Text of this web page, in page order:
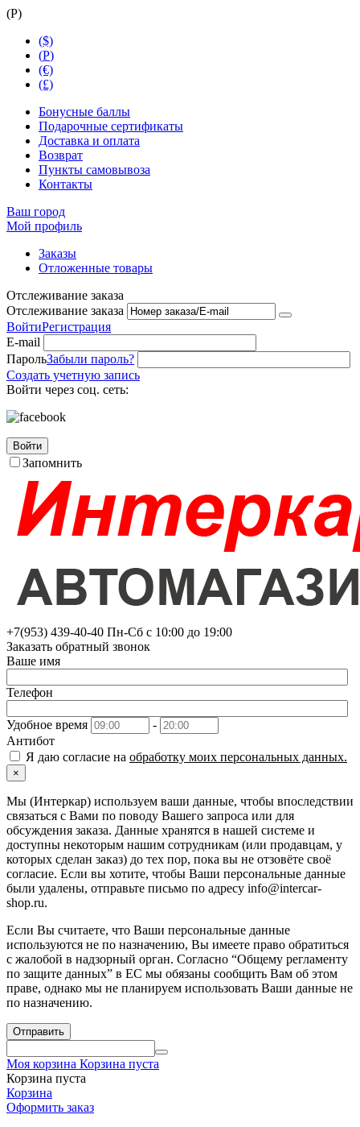
(Р)
($)
(Р)
(€)
(£)
Бонусные баллы
Подарочные сертификаты
Доставка и оплата
Возврат
Пункты самовывоза
Контакты
Ваш город
Мой профиль
Заказы
Отложенные товары
Отслеживание заказа
Отслеживание заказа
ВойтиРегистрация
E-mail
ПарольЗабыли пароль?
Создать учетную запись
Войти через соц. сеть:
Войти
Запомнить
+7(953) 439-40-40 Пн-Сб с 10:00 до 19:00
Заказать обратный звонок
Ваше имя
Телефон
Удобное время
-
Антибот
Я даю согласие на обработку моих персональных данных.
×
Мы (Интеркар) используем ваши данные, чтобы впоследствии
связаться с Вами по поводу Вашего запроса или для
обсуждения заказа. Данные хранятся в нашей системе и
доступны некоторым нашим сотрудникам (или продавцам, у
которых сделан заказ) до тех пор, пока вы не отзовёте своё
согласие. Если вы хотите, чтобы Ваши персональные данные
были удалены, отправьте письмо по адресу info@intercar-
shop.ru.
Если Вы считаете, что Ваши персональные данные
используются не по назначению, Вы имеете право обратиться
с жалобой в надзорный орган. Согласно “Общему регламенту
по защите данных” в ЕС мы обязаны сообщить Вам об этом
праве, однако мы не планируем использовать Ваши данные не
по назначению.
Отправить
Моя корзина Корзина пуста
Корзина пуста
Корзина
Оформить заказ